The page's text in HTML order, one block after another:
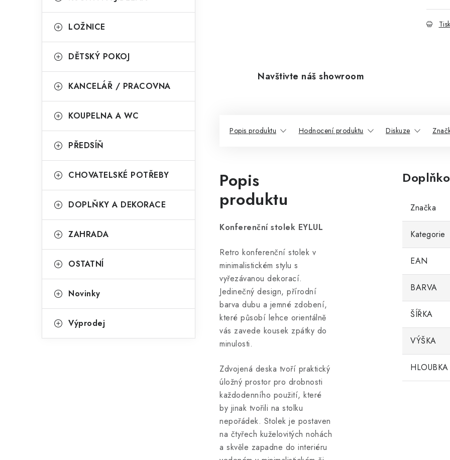
LOŽNICE
DĚTSKÝ POKOJ
KANCELÁŘ / PRACOVNA
KOUPELNA A WC
PŘEDSÍŇ
CHOVATELSKÉ POTŘEBY
DOPLŇKY A DEKORACE
ZAHRADA
OSTATNÍ
Novinky
Výprodej
Navštivte náš showroom
Popis produktu Hodnocení produktu Diskuze
Popis
produktu
Konferenční stolek EYLUL
Retro konferenční stolek v
minimalistickém stylu s
vyřezávanou dekorací.
Jedinečný design, přírodní
barva dubu a jemné zdobení,
které působí lehce orientálně
vás zavede kousek zpátky do
minulosti.
Zdvojená deska tvoří praktický
úložný prostor pro drobnosti
každodenního použití, které
by jinak tvořili na stolku
nepořádek. Stolek je postaven
na čtyřech kuželovitých nohách
a skvěle zapadne do interiéru
Značka
Kategorie
EAN
BARVA
ŠÍŘKA
VÝŠKA
HLOUBKA